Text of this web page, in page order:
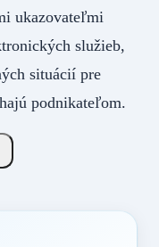
ukazovateľmi
služieb,
situácií pre
podnikateľom.